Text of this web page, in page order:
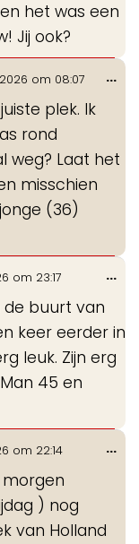
het was een
Jij ook?
om 08:07
plek. Ik
rond
weg? Laat het
misschien
(36)
...
om 23:17
de buurt van
keer eerder in
leuk. Zijn erg
45 en
...
om 22:14
) nog
van Holland
...